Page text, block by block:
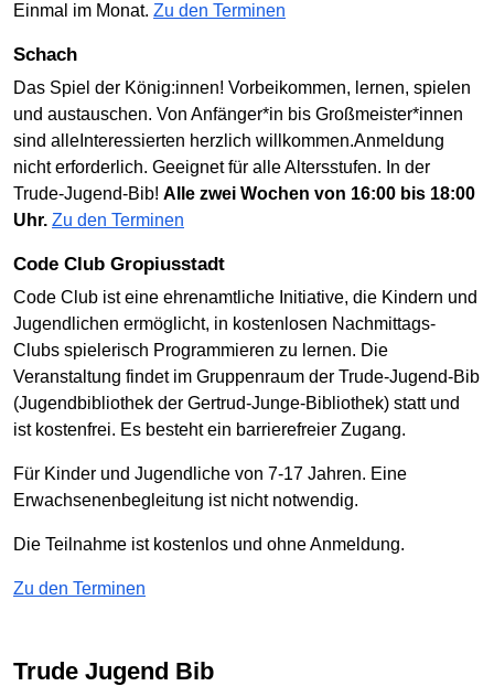
Einmal im Monat. Zu den Terminen
Schach
Das Spiel der König:innen! Vorbeikommen, lernen, spielen
und austauschen. Von Anfänger*in bis Großmeister*innen
sind alleInteressierten herzlich willkommen.Anmeldung
nicht erforderlich. Geeignet für alle Altersstufen. In der
Trude-Jugend-Bib! Alle zwei Wochen von 16:00 bis 18:00
Uhr. Zu den Terminen
Code Club Gropiusstadt
Code Club ist eine ehrenamtliche Initiative, die Kindern und
Jugendlichen ermöglicht, in kostenlosen Nachmittags-
Clubs spielerisch Programmieren zu lernen. Die
Veranstaltung findet im Gruppenraum der Trude-Jugend-Bib
(Jugendbibliothek der Gertrud-Junge-Bibliothek) statt und
ist kostenfrei. Es besteht ein barrierefreier Zugang.
Für Kinder und Jugendliche von 7-17 Jahren. Eine
Erwachsenenbegleitung ist nicht notwendig.
Die Teilnahme ist kostenlos und ohne Anmeldung.
Zu den Terminen
Trude Jugend Bib